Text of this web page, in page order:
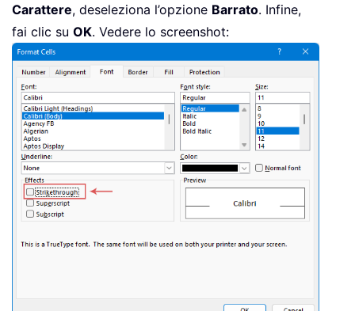
Carattere, deseleziona l’opzione Barrato. Infine,
fai clic su OK. Vedere lo screenshot: